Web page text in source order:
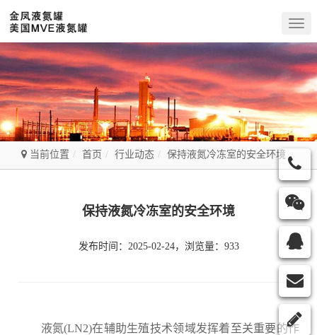
当前位置 首页 行业动态 保持液氮冷冻室的安全环境
保持液氮冷冻室的安全环境
发布时间：2025-02-24，浏览量：933
液氮(LN2)在辅助生殖技术领域发挥着至关重要的作